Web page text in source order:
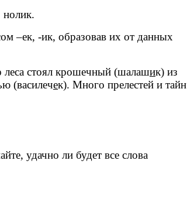
нолик.
–ек, -ик, образовав их от данных
леса стоял крошечный (шалашик) из
(василечек). Много прелестей и тайн
удачно ли будет все слова